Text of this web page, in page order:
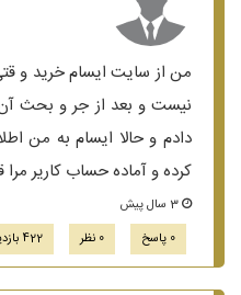
من از سایت ایسام خرید و
نیست و بعد از جر و بحث آن
دادم و حالا ایسام به من
کرده و آماده حساب کاریر
0 پاسخ
0 نظر 422 بازدید